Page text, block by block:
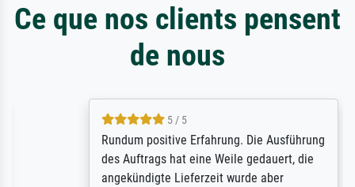
Ce que nos clients pensent
de nous
5 / 5
Rundum positive Erfahrung. Die Ausführung
des Auftrags hat eine Weile gedauert, die
angekündigte Lieferzeit wurde aber